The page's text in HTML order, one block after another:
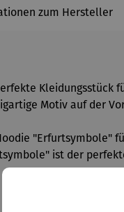
zum Hersteller
Motiv auf der
"Erfurtsymbole"
ist der